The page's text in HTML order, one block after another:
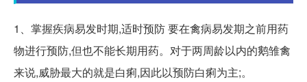
1、掌握疾病易发时期,适时预防 要在禽病易发期之前用药
物进行预防,但也不能长期用药。对于两周龄以内的鹅雏禽
来说,威胁最大的就是白痢,因此以预防白痢为主;。